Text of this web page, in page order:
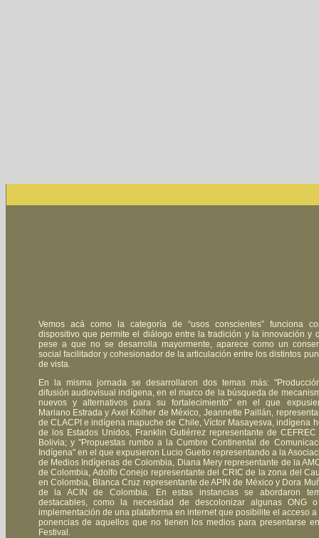
Vemos acá como la categoría de “usos conscientes” funciona
dispositivo que permite el diálogo entre la tradición y la innovación y
pese a que no se desarrolla mayormente, aparece como un
social facilitador y cohesionador de la articulación entre los distintos
de vista.
En la misma jornada se desarrollaron dos temas más:
difusión audiovisual indígena, en el marco de la búsqueda de
nuevos y alternativos para su fortalecimiento" en el que
Mariano Estrada y Axel Kölher de México, Jeannette Paillán,
de CLACPI e indígena mapuche de Chile, Víctor Masayesva, indígena
de los Estados Unidos, Franklin Gutiérrez representante de CEFREC
Bolivia; y "Propuestas rumbo a la Cumbre Continental de
Indígena" en el que expusieron Lucio Guetio representando a la
de Medios Indígenas de Colombia, Diana Mery representante de la
de Colombia, Adolfo Conejo representante del CRIC de la zona del
en Colombia, Blanca Cruz representante de APIN de México y Dora
de la ACIN de Colombia. En estas instancias se abordaron
destacables, como la necesidad de descolonizar algunas ONG
implementación de una plataforma en internet que posibilite el acceso a
ponencias de aquellos que no tienen los medios para presentarse
Festival.